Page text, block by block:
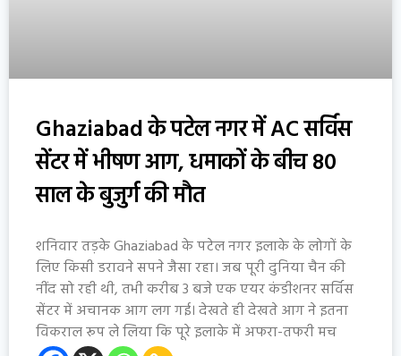
Ghaziabad के पटेल नगर में AC सर्विस
सेंटर में भीषण आग, धमाकों के बीच 80
साल के बुजुर्ग की मौत
शनिवार तड़के Ghaziabad के पटेल नगर इलाके के लोगों के
लिए किसी डरावने सपने जैसा रहा। जब पूरी दुनिया चैन की
नींद सो रही थी, तभी करीब 3 बजे एक एयर कंडीशनर सर्विस
सेंटर में अचानक आग लग गई। देखते ही देखते आग ने इतना
विकराल रूप ले लिया कि पूरे इलाके में अफरा-तफरी मच